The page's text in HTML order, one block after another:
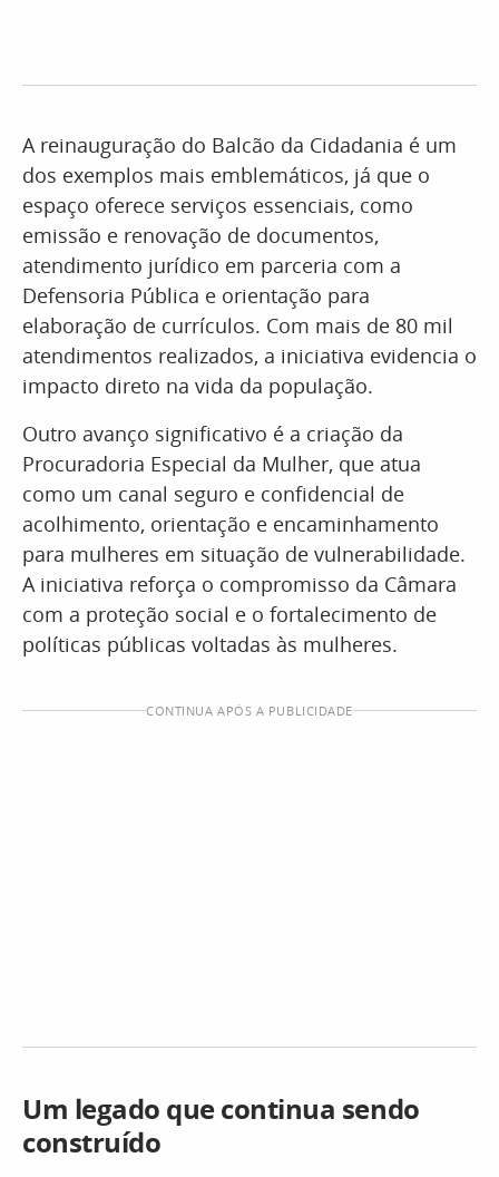
A reinauguração do Balcão da Cidadania é um
dos exemplos mais emblemáticos, já que o
espaço oferece serviços essenciais, como
emissão e renovação de documentos,
atendimento jurídico em parceria com a
Defensoria Pública e orientação para
elaboração de currículos. Com mais de 80 mil
atendimentos realizados, a iniciativa evidencia o
impacto direto na vida da população.
Outro avanço significativo é a criação da
Procuradoria Especial da Mulher, que atua
como um canal seguro e confidencial de
acolhimento, orientação e encaminhamento
para mulheres em situação de vulnerabilidade.
A iniciativa reforça o compromisso da Câmara
com a proteção social e o fortalecimento de
políticas públicas voltadas às mulheres.
CONTINUA APÓS A PUBLICIDADE
Um legado que continua sendo
construído